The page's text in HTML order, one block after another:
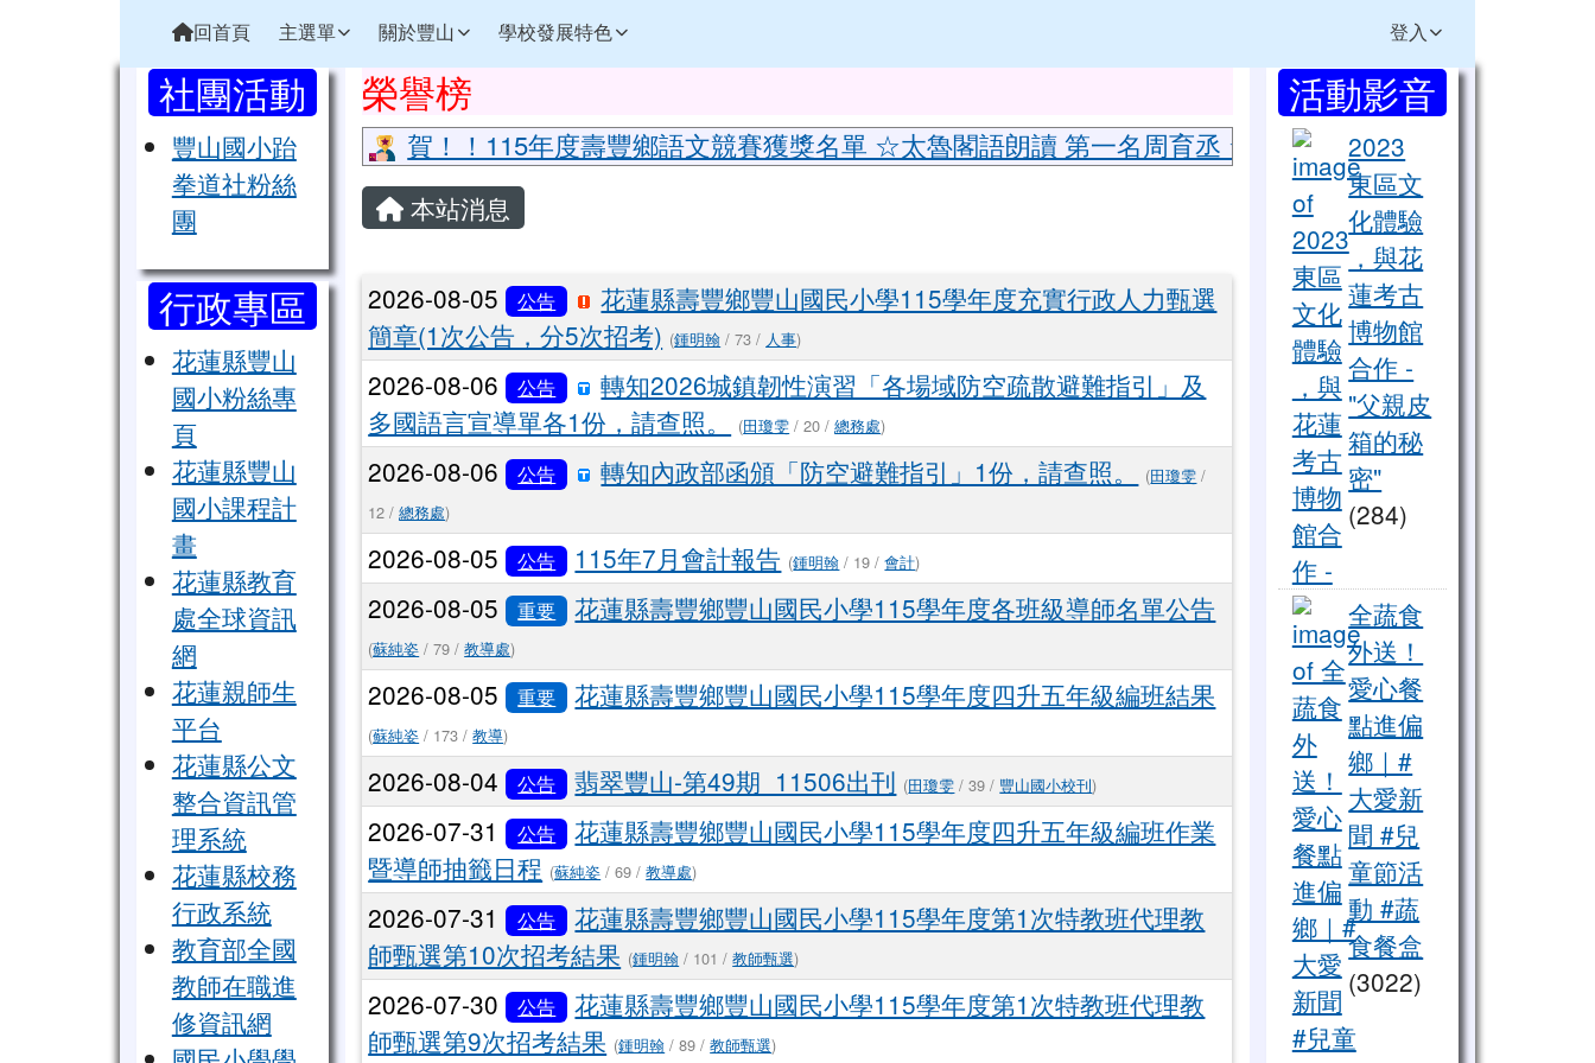
花蓮縣立豐山國小全球資訊網
回首頁 主選單 關於豐山 學校發展特色 登入
⏸
左邊區域內容
社團活動
豐山國小跆
拳道社粉絲
團
行政專區
花蓮縣豐山
國小粉絲專
頁
花蓮縣豐山
國小課程計
畫
花蓮縣教育
處全球資訊
網
花蓮親師生
平台
花蓮縣公文
整合資訊管
理系統
花蓮縣校務
行政系統
教育部全國
教師在職進
修資訊網
上中區域內容
榮譽榜
賀！！115年度壽豐鄉語文競賽獲獎名單 ☆太魯閣語朗讀 第一名周育丞 ☆英語說故事 第二名張鈞維
主內容區域
本站消息
文章列表
2026-08-05 公告
花蓮縣壽豐鄉豐山國民小學115學年度充實行政人力甄選
簡章(1次公告，分5次招考) (鍾明翰 / 73 / 人事)
2026-08-06 公告
轉知2026城鎮韌性演習「各場域防空疏散避難指引」及
多國語言宣導單各1份，請查照。
(田瓊雯 / 20 /總務處)
2026-08-06 公告 轉知內政部函頒「防空避難指引」1份，請查照。 (田瓊雯 /
12 /總務處)
2026-08-05 公告 115年7月會計報告 (鍾明翰 / 19 /會計)
2026-08-05 重要 花蓮縣壽豐鄉豐山國民小學115學年度各班級導師名單公告
(蘇純姿 / 79 /教導處)
2026-08-05 重要 花蓮縣壽豐鄉豐山國民小學115學年度四升五年級編班結果
(蘇純姿 / 173 /教導)
2026-08-04 公告 翡翠豐山-第49期_11506出刊 (田瓊雯 / 39 / 豐山國小校刊)
2026-07-31 公告
花蓮縣壽豐鄉豐山國民小學115學年度四升五年級編班作業
暨導師抽籤日程 (蘇純姿 / 69 /教導處)
2026-07-31 公告
花蓮縣壽豐鄉豐山國民小學115學年度第1次特教班代理教
師甄選第10次招考結果 (鍾明翰 / 101 /教師甄選)
2026-07-30 公告
花蓮縣壽豐鄉豐山國民小學115學年度第1次特教班代理教
師甄選第9次招考結果 (鍾明翰 / 89 /教師甄選)
右邊區域內容
活動影音
檔
2023 東區文化體驗 ，與
2023
東區文
化體驗
，與花
蓮考古
博物館
合作 -
"父親皮
箱的秘
密"
(284)
全蔬食
外送！
愛心餐
點進偏
鄉｜#
大愛新
聞 #兒
童節活
動 #蔬
食餐盒
(3022)
頁尾區域